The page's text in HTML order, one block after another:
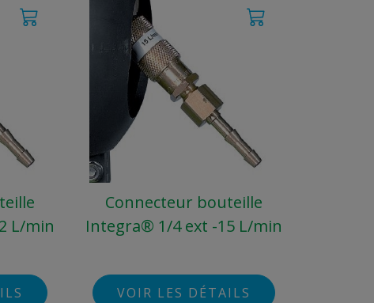
L/min
Connecteur bouteille
Integra® 1/4 ext -15 L/min
VOIR LES DÉTAILS